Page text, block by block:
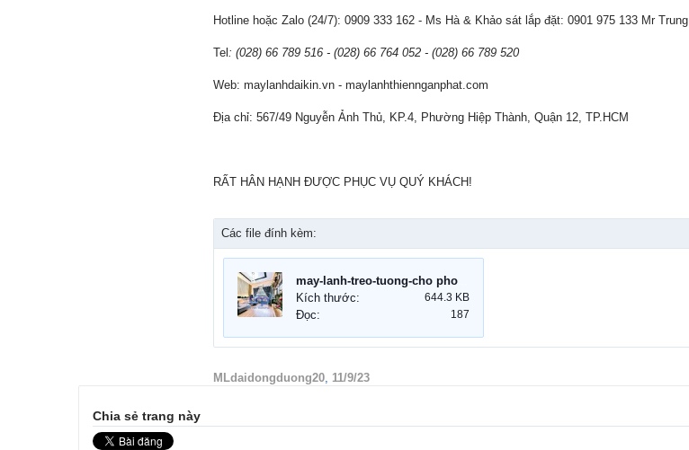
Hotline hoặc Zalo (24/7): 0909 333 162 - Ms Hà & Khảo sát lắp đặt: 0901 975 133 Mr Trung
Tel : (028) 66 789 516 - (028) 66 764 052 - (028) 66 789 520
Web: maylanhdaikin.vn - maylanhthiennganphat.com
Địa chỉ: 567/49 Nguyễn Ảnh Thủ, KP.4, Phường Hiệp Thành, Quận 12, TP.HCM
RẤT HÂN HẠNH ĐƯỢC PHỤC VỤ QUÝ KHÁCH!
Các file đính kèm:
Kích thước: 644.3 KB
Đọc: 187
MLdaidongduong20, 11/9/23
Chia sẻ trang này